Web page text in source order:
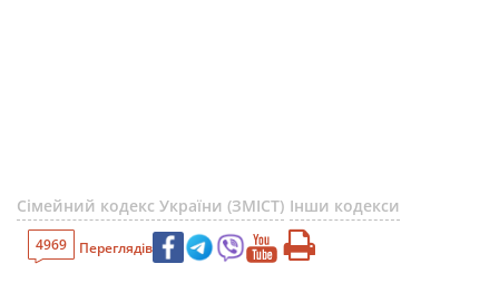
Сімейний кодекс України (ЗМІСТ) Інши кодекси
4969 Переглядів